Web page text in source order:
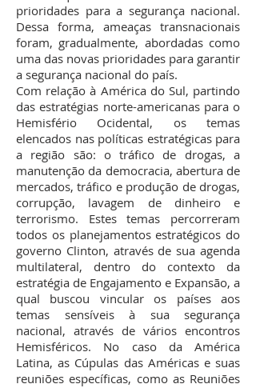
prioridades para a segurança nacional.
Dessa forma, ameaças transnacionais
foram, gradualmente, abordadas como
uma das novas prioridades para garantir
a segurança nacional do país.
Com relação à América do Sul, partindo
das estratégias norte-americanas para o
Hemisfério Ocidental, os temas
elencados nas políticas estratégicas para
a região são: o tráfico de drogas, a
manutenção da democracia, abertura de
mercados, tráfico e produção de drogas,
corrupção, lavagem de dinheiro e
terrorismo. Estes temas percorreram
todos os planejamentos estratégicos do
governo Clinton, através de sua agenda
multilateral, dentro do contexto da
estratégia de Engajamento e Expansão, a
qual buscou vincular os países aos
temas sensíveis à sua segurança
nacional, através de vários encontros
Hemisféricos. No caso da América
Latina, as Cúpulas das Américas e suas
reuniões específicas, como as Reuniões